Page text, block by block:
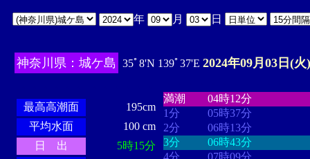
年 月 日
神奈川県：城ケ島 35ﾟ8'N 139ﾟ37'E 2024年09月03日(火)
最高高潮面
195cm
平均水面
100 cm
日 出
5時15分
満潮
04時12分
1分
05時37分
2分
06時13分
3分
06時43分
4分
07時09分